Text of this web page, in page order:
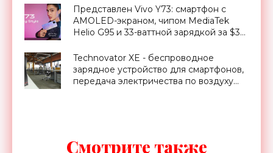
Представлен Vivo Y73: смартфон с
AMOLED-экраном, чипом MediaTek
Helio G95 и 33-ваттной зарядкой за $315
Technovator XE - беспроводное
зарядное устройство для смартфонов,
передача электричества по воздуху
Смотрите также